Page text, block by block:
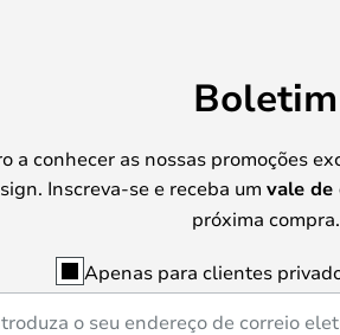
Boletim
a conhecer as nossas promoções
Inscreva-se e receba um vale de
próxima compra.
Apenas para clientes